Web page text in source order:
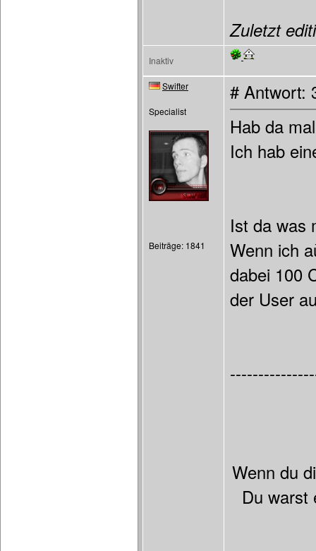
Zuletzt
Inaktiv
Swifter
Specialist
Beiträge: 1841
# Antwort:
Hab da
Ich hab
Ist da was
Wenn ich
dabei 100
der User
Wenn du
Du warst